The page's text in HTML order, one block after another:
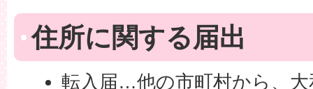
住所に関する届出
転入届…他の市町村から、